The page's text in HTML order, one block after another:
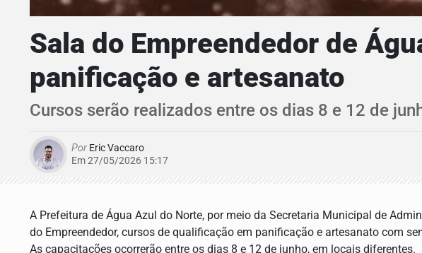
Sala do Empreendedor de
panificação e artesanato
Cursos serão realizados entre os dias 8 e 12 de
Por Eric Vaccaro
Em 27/05/2026 15:17
A Prefeitura de Água Azul do Norte, por meio da Secretaria Municipal de
do Empreendedor, cursos de qualificação em panificação e artesanato com
As capacitações ocorrerão entre os dias 8 e 12 de junho, em locais diferentes.